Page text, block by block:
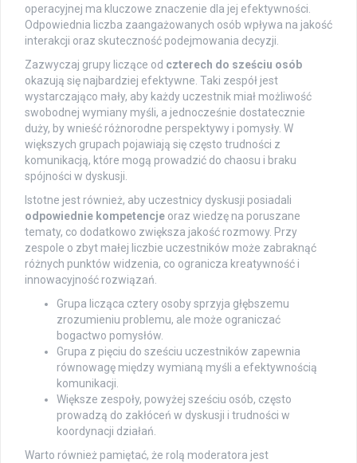
operacyjnej ma kluczowe znaczenie dla jej efektywności.
Odpowiednia liczba zaangażowanych osób wpływa na jakość
interakcji oraz skuteczność podejmowania decyzji.
Zazwyczaj grupy liczące od czterech do sześciu osób
okazują się najbardziej efektywne. Taki zespół jest
wystarczająco mały, aby każdy uczestnik miał możliwość
swobodnej wymiany myśli, a jednocześnie dostatecznie
duży, by wnieść różnorodne perspektywy i pomysły. W
większych grupach pojawiają się często trudności z
komunikacją, które mogą prowadzić do chaosu i braku
spójności w dyskusji.
Istotne jest również, aby uczestnicy dyskusji posiadali
odpowiednie kompetencje oraz wiedzę na poruszane
tematy, co dodatkowo zwiększa jakość rozmowy. Przy
zespole o zbyt małej liczbie uczestników może zabraknąć
różnych punktów widzenia, co ogranicza kreatywność i
innowacyjność rozwiązań.
Grupa licząca cztery osoby sprzyja głębszemu
zrozumieniu problemu, ale może ograniczać
bogactwo pomysłów.
Grupa z pięciu do sześciu uczestników zapewnia
równowagę między wymianą myśli a efektywnością
komunikacji.
Większe zespoły, powyżej sześciu osób, często
prowadzą do zakłóceń w dyskusji i trudności w
koordynacji działań.
Warto również pamiętać, że rolą moderatora jest